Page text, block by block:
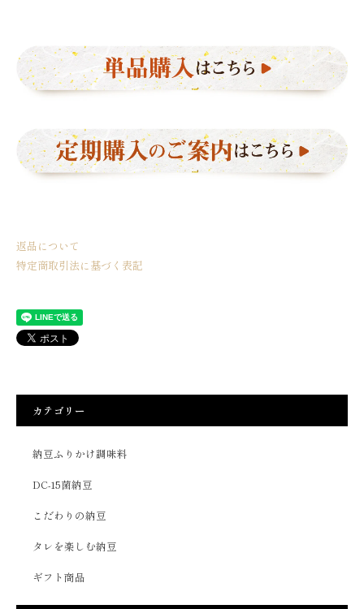
返品について
特定商取引法に基づく表記
カテゴリー
納豆ふりかけ調味料
DC-15菌納豆
こだわりの納豆
タレを楽しむ納豆
ギフト商品